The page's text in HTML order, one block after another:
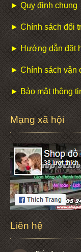
► Quy định chung
► Chính sách đổi
► Hướng dẫn đặt
► Chính sách vận
► Bảo mật thông
Mạng xã hội
Liên hệ